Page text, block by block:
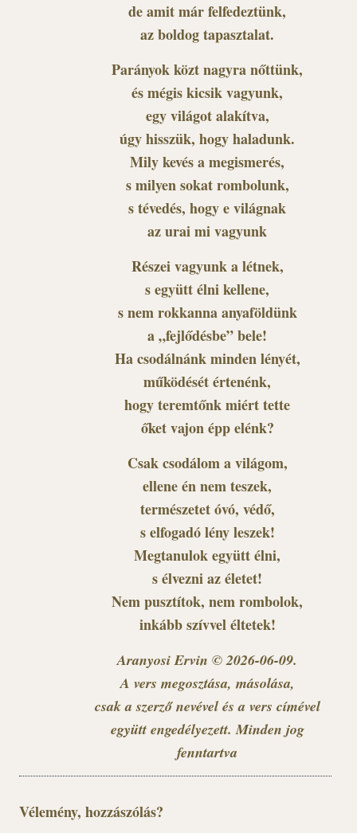
de amit már felfedeztünk,
az boldog tapasztalat.
Parányok közt nagyra nőttünk,
és mégis kicsik vagyunk,
egy világot alakítva,
úgy hisszük, hogy haladunk.
Mily kevés a megismerés,
s milyen sokat rombolunk,
s tévedés, hogy e világnak
az urai mi vagyunk
Részei vagyunk a létnek,
s együtt élni kellene,
s nem rokkanna anyaföldünk
a „fejlődésbe” bele!
Ha csodálnánk minden lényét,
működését értenénk,
hogy teremtőnk miért tette
őket vajon épp elénk?
Csak csodálom a világom,
ellene én nem teszek,
természetet óvó, védő,
s elfogadó lény leszek!
Megtanulok együtt élni,
s élvezni az életet!
Nem pusztítok, nem rombolok,
inkább szívvel éltetek!
Aranyosi Ervin © 2026-06-09.
A vers megosztása, másolása,
csak a szerző nevével és a vers címével
együtt engedélyezett. Minden jog
fenntartva
Vélemény, hozzászólás?